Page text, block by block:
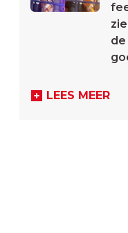
de
LEES MEER